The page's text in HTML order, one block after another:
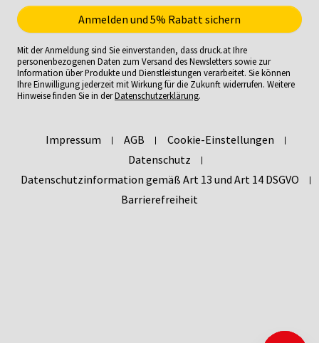
Mit der Anmeldung sind Sie einverstanden, dass druck.at Ihre
personenbezogenen Daten zum Versand des Newsletters sowie zur
Information über Produkte und Dienstleistungen verarbeitet. Sie können
Ihre Einwilligung jederzeit mit Wirkung für die Zukunft widerrufen. Weitere
Hinweise finden Sie in derDatenschutzerklärung.
Impressum AGB
Cookie-Einstellungen
Datenschutz
Datenschutzinformation gemäß Art 13 und Art 14 DSGVO
Barrierefreiheit